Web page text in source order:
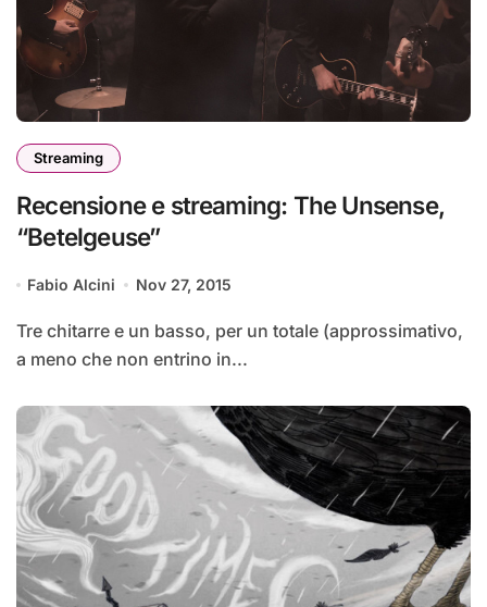
Streaming
Recensione e streaming: The Unsense,
“Betelgeuse”
Fabio Alcini Nov 27, 2015
Tre chitarre e un basso, per un totale (approssimativo,
a meno che non entrino in...